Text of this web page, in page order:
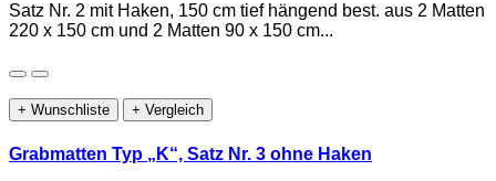
Satz Nr. 2 mit Haken, 150 cm tief hängend best. aus 2 Matten
220 x 150 cm und 2 Matten 90 x 150 cm...
+ Wunschliste + Vergleich
Grabmatten Typ „K“, Satz Nr. 3 ohne Haken